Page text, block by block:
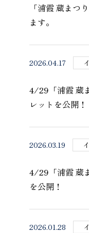
「浦霞 蔵まつ
ます。
2026.04.17
4/29「浦霞 蔵
レットを公開！
2026.03.19
4/29「浦霞 蔵
を公開！
2026.01.28